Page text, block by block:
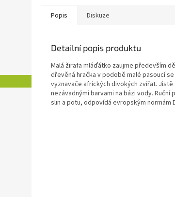
Popis Diskuze
Detailní popis produktu
Malá žirafa mláďátko zaujme především
dřevěná hračka v podobě malé pasoucí
vyznavače afrických divokých zvířat.
nezávadnými barvami na bázi vody.
slin a potu, odpovídá evropským normám